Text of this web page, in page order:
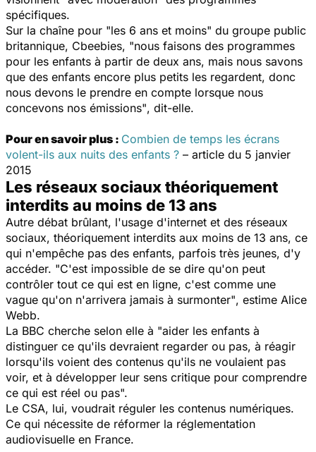
spécifiques.
Sur la chaîne pour "les 6 ans et moins" du groupe public
britannique, Cbeebies, "nous faisons des programmes
pour les enfants à partir de deux ans, mais nous savons
que des enfants encore plus petits les regardent, donc
nous devons le prendre en compte lorsque nous
concevons nos émissions", dit-elle.
Pour en savoir plus : Combien de temps les écrans
volent-ils aux nuits des enfants ? – article du 5 janvier
2015
Les réseaux sociaux théoriquement
interdits au moins de 13 ans
Autre débat brûlant, l'usage d'internet et des réseaux
sociaux, théoriquement interdits aux moins de 13 ans, ce
qui n'empêche pas des enfants, parfois très jeunes, d'y
accéder. "C'est impossible de se dire qu'on peut
contrôler tout ce qui est en ligne, c'est comme une
vague qu'on n'arrivera jamais à surmonter", estime Alice
Webb.
La BBC cherche selon elle à "aider les enfants à
distinguer ce qu'ils devraient regarder ou pas, à réagir
lorsqu'ils voient des contenus qu'ils ne voulaient pas
voir, et à développer leur sens critique pour comprendre
ce qui est réel ou pas".
Le CSA, lui, voudrait réguler les contenus numériques.
Ce qui nécessite de réformer la réglementation
audiovisuelle en France.